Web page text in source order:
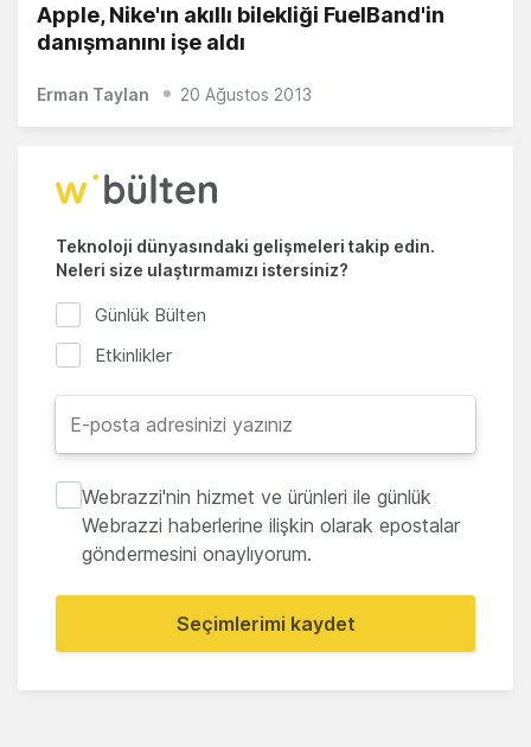
Apple, Nike'ın akıllı bilekliği FuelBand'in
danışmanını işe aldı
Erman Taylan 20 Ağustos 2013
Teknoloji dünyasındaki gelişmeleri takip edin.
Neleri size ulaştırmamızı istersiniz?
Günlük Bülten
Etkinlikler
Webrazzi'nin hizmet ve ürünleri ile günlük
Webrazzi haberlerine ilişkin olarak epostalar
göndermesini onaylıyorum.
Seçimlerimi kaydet